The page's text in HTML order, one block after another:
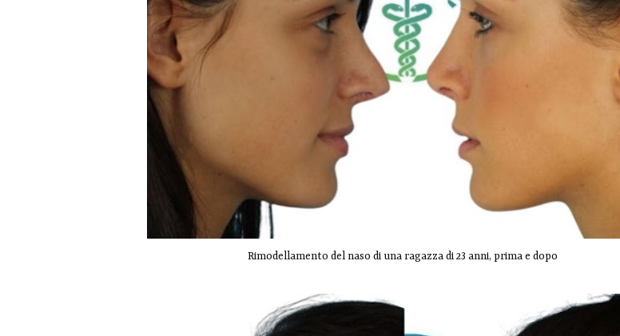
Rimodellamento del naso di una ragazza di 23 anni, prima e dopo